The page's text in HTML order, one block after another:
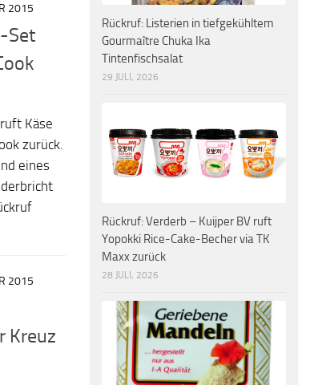
2015
Set
Käse
zurück.
eines
2015
Kreuz
Rückruf: Listerien in tiefgekühltem
Gourmaître Chuka Ika
Tintenfischsalat
29 JULI, 2026
Rückruf: Verderb – Kuijper BV ruft
Yopokki Rice-Cake-Becher via TK
Maxx zurück
28 JULI, 2026